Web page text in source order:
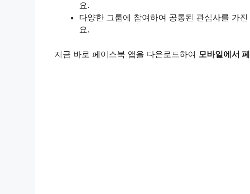
요.
다양한 그룹에 참여하여 공통된 관심사를 가
요.
지금 바로 페이스북 앱을 다운로드하여 모바일에서